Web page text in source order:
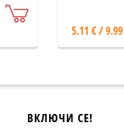
5.11 € /
ВКЛЮЧИ СЕ!